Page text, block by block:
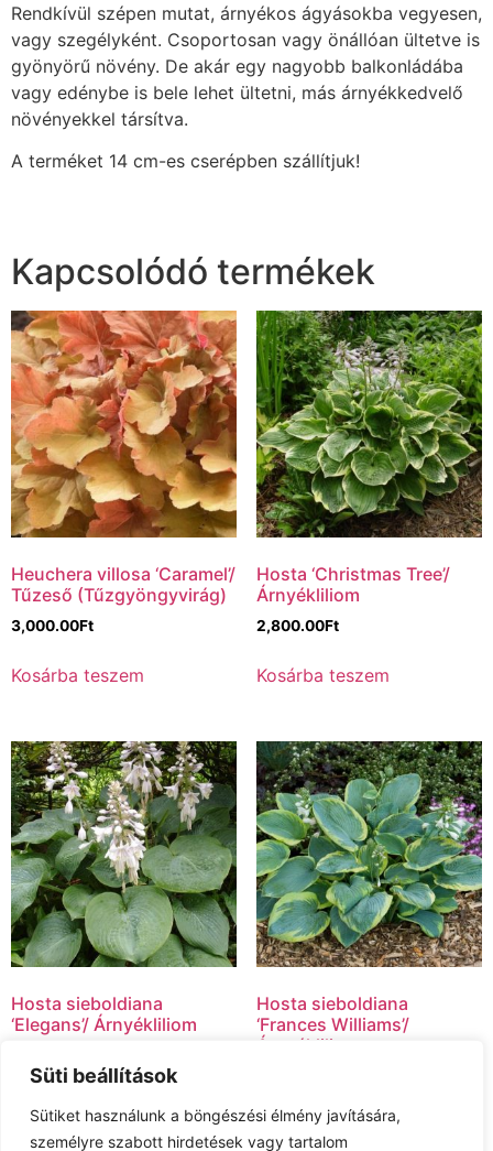
Süti beállítások
Sütiket használunk a böngészési élmény javítására,
személyre szabott hirdetések vagy tartalom
Rendkívül szépen mutat, árnyékos ágyásokba vegyesen,
vagy szegélyként. Csoportosan vagy önállóan ültetve is
gyönyörű növény. De akár egy nagyobb balkonládába
vagy edénybe is bele lehet ültetni, más árnyékkedvelő
növényekkel társítva.
A terméket 14 cm-es cserépben szállítjuk!
Kapcsolódó termékek
Heuchera villosa ‘Caramel’/
Tűzeső (Tűzgyöngyvirág)
3,000.00Ft
Kosárba teszem
Hosta ‘Christmas Tree’/
Árnyékliliom
2,800.00Ft
Kosárba teszem
Hosta sieboldiana
‘Elegans’/ Árnyékliliom
Kosárba teszem
Hosta sieboldiana
‘Frances Williams’/
Árnyékliliom
Kosárba teszem